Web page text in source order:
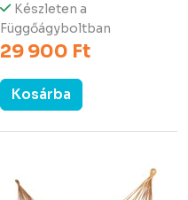
Készleten a
Függőágyboltban
29 900 Ft
Kosárba